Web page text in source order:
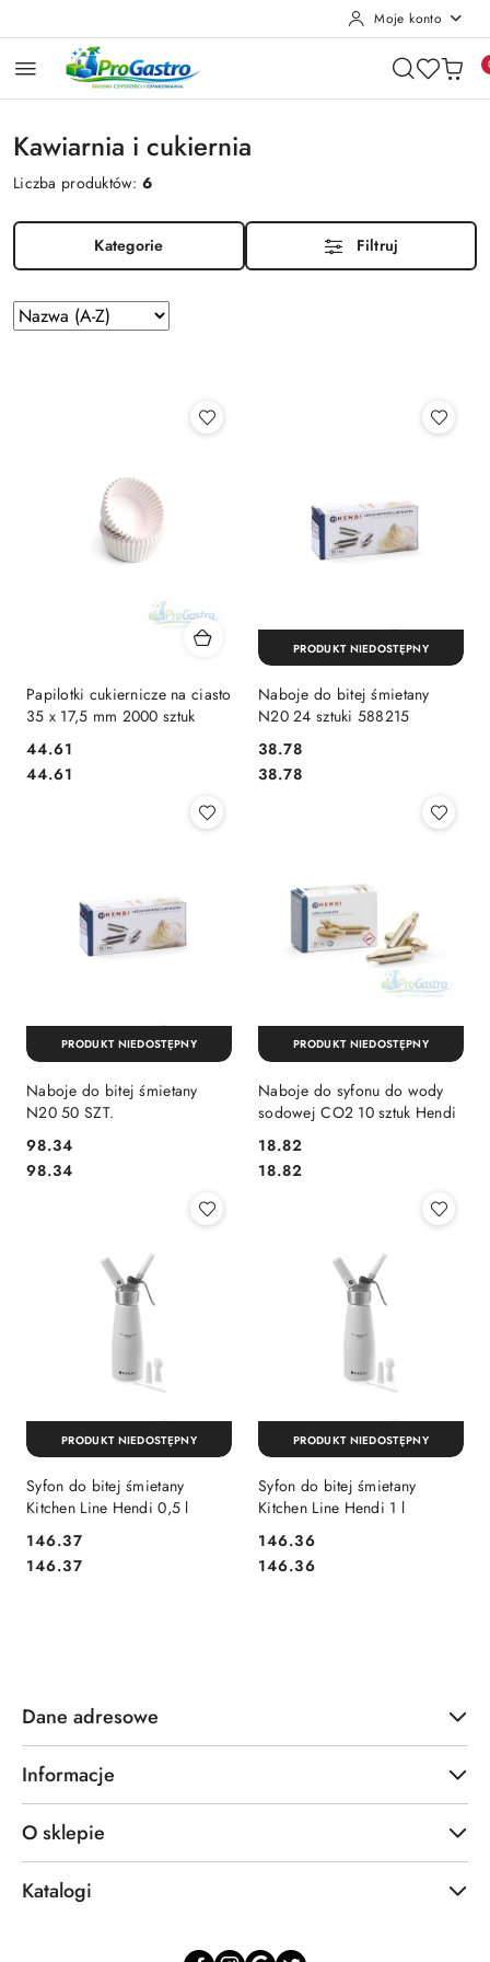
Moje konto
Kawiarnia i cukiernia
Liczba produktów:6
Kategorie Filtruj
Zastosowano
sortowanie:
Sortuj
według
Papilotki cukiernicze na ciasto
35 x 17,5 mm 2000 sztuk
Cena:
44.61
Cena:
44.61
Naboje do bitej śmietany
N20 24 sztuki 588215
Cena:
38.78
Cena:
38.78
PRODUKT NIEDOSTĘPNY
Naboje do bitej śmietany
N20 50 SZT.
Cena:
98.34
Cena:
98.34
PRODUKT NIEDOSTĘPNY
Naboje do syfonu do wody
sodowej CO2 10 sztuk Hendi
Cena:
18.82
Cena:
18.82
PRODUKT NIEDOSTĘPNY
Syfon do bitej śmietany
Kitchen Line Hendi 0,5 l
Cena:
146.37
Cena:
146.37
PRODUKT NIEDOSTĘPNY
Syfon do bitej śmietany
Kitchen Line Hendi 1 l
Cena:
146.36
Cena:
146.36
PRODUKT NIEDOSTĘPNY
Dane adresowe
Informacje
O sklepie
Katalogi